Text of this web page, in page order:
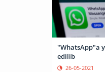
"WhatsApp"a
edilib
26-05-2021